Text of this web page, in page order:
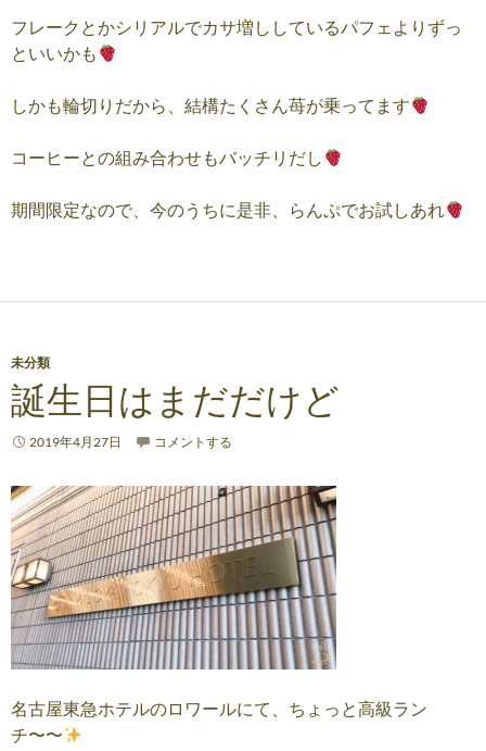
フレークとかシリアルでカサ増ししているパフェよりずっ
といいかも
しかも輪切りだから、結構たくさん苺が乗ってます
コーヒーとの組み合わせもバッチリだし
期間限定なので、今のうちに是非、らんぷでお試しあれ
未分類
誕生日はまだだけど
2019年4月27日 コメントする
名古屋東急ホテルのロワールにて、ちょっと高級ラン
チ〜〜